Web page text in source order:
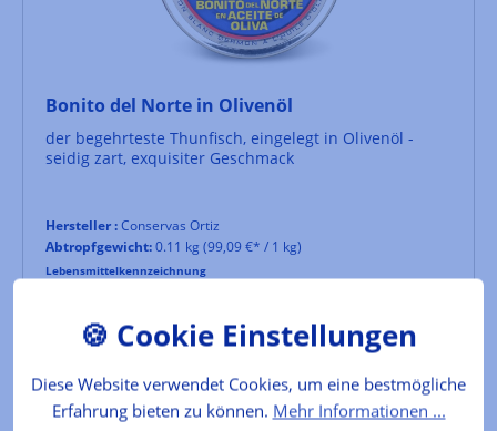
Bonito del Norte in Olivenöl
der begehrteste Thunfisch, eingelegt in Olivenöl -
seidig zart, exquisiter Geschmack
Hersteller :Conservas Ortiz
Abtropfgewicht:0.11 kg (99,09 €* / 1 kg)
Lebensmittelkennzeichnung
10,90 €*
In den Warenkorb
Diese Website verwendet Cookies, um eine bestmögliche
Erfahrung bieten zu können. Mehr Informationen ...